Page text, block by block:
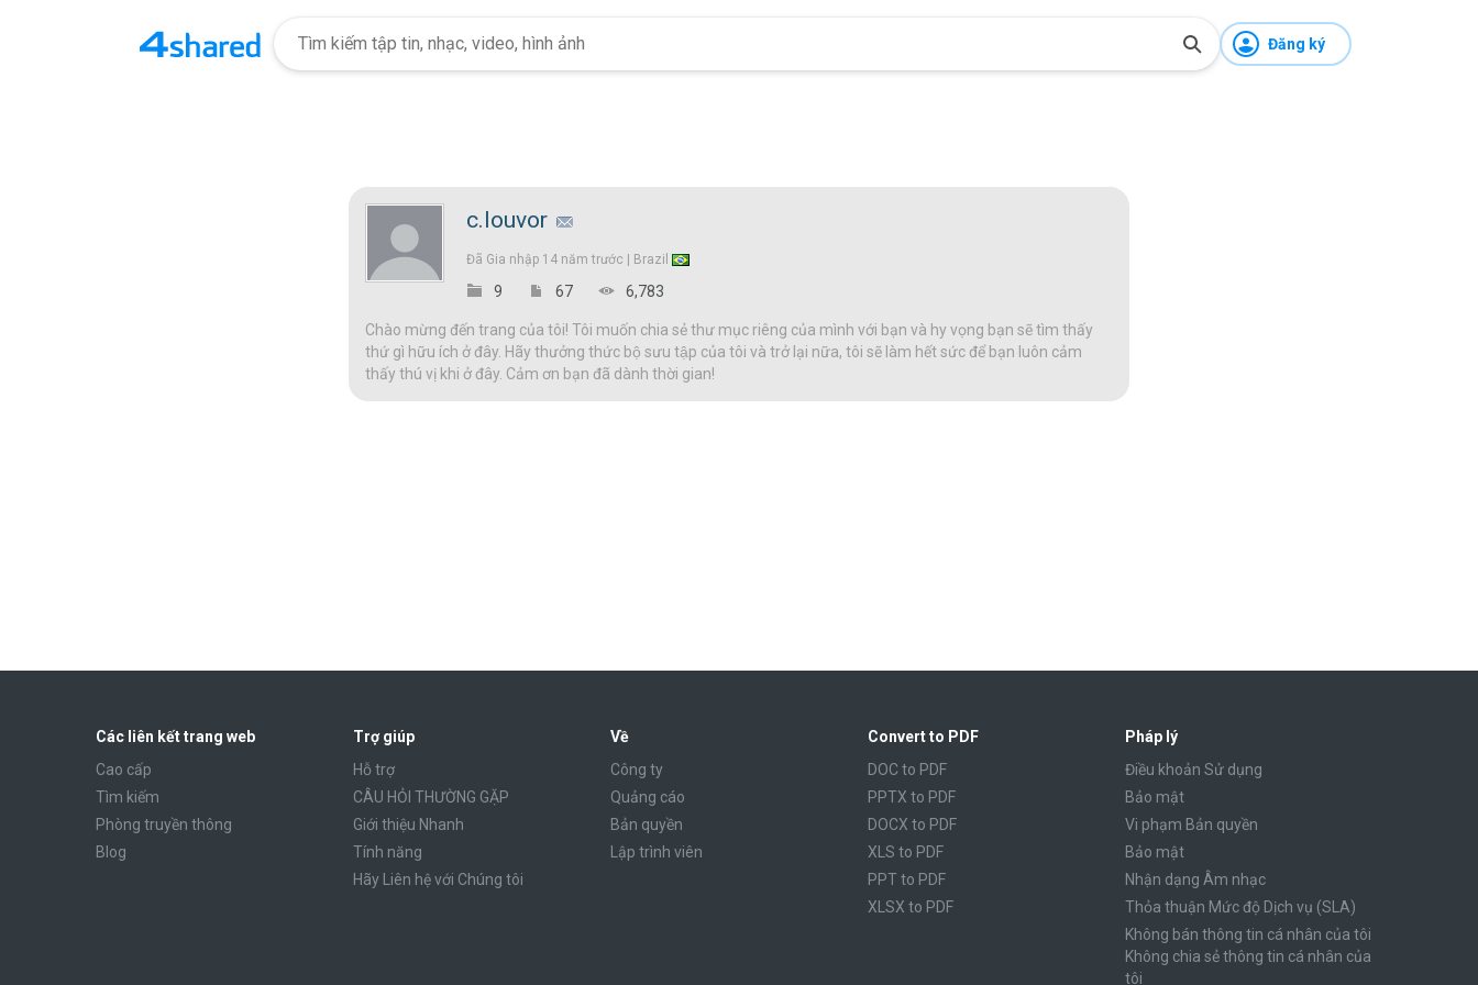
Đăng ký
c.louvor
Đã Gia nhập 14 năm trước | Brazil
9 67 6,783
Chào mừng đến trang của tôi! Tôi muốn chia sẻ thư mục riêng của mình với bạn và hy vọng bạn sẽ tìm thấy
thứ gì hữu ích ở đây. Hãy thưởng thức bộ sưu tập của tôi và trở lại nữa, tôi sẽ làm hết sức để bạn luôn cảm
thấy thú vị khi ở đây. Cảm ơn bạn đã dành thời gian!
Các liên kết trang web
Cao cấp
Tìm kiếm
Phòng truyền thông
Blog
Trợ giúp
Hỗ trợ
CÂU HỎI THƯỜNG GẶP
Giới thiệu Nhanh
Tính năng
Hãy Liên hệ với Chúng tôi
Về
Công ty
Quảng cáo
Bản quyền
Lập trình viên
Convert to PDF
DOC to PDF
PPTX to PDF
DOCX to PDF
XLS to PDF
PPT to PDF
XLSX to PDF
Pháp lý
Điều khoản Sử dụng
Bảo mật
Vi phạm Bản quyền
Bảo mật
Nhận dạng Âm nhạc
Thỏa thuận Mức độ Dịch vụ (SLA)
Không bán thông tin cá nhân của tôi
Không chia sẻ thông tin cá nhân của
tôi